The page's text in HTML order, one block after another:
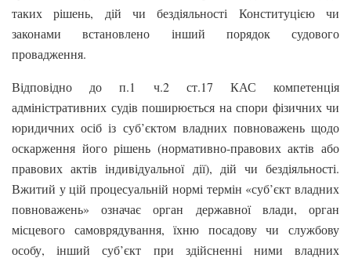
таких рішень, дій чи бездіяльності Конституцією чи
законами встановлено інший порядок судового
провадження.
Відповідно до п.1 ч.2 ст.17 КАС компетенція
адміністративних судів поширюється на спори фізичних чи
юридичних осіб із суб’єктом владних повноважень щодо
оскарження його рішень (нормативно-правових актів або
правових актів індивідуальної дії), дій чи бездіяльності.
Вжитий у цій процесуальній нормі термін «суб’єкт владних
повноважень» означає орган державної влади, орган
місцевого самоврядування, їхню посадову чи службову
особу, інший суб’єкт при здійсненні ними владних